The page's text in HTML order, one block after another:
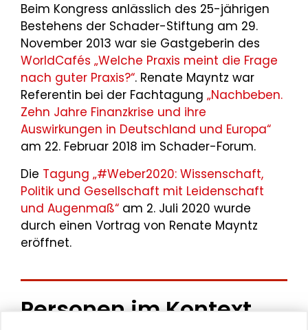
Beim Kongress anlässlich des 25-jährigen
Bestehens der Schader-Stiftung am 29.
November 2013 war sie Gastgeberin des
WorldCafés „Welche Praxis meint die Frage
nach guter Praxis?“. Renate Mayntz war
Referentin bei der Fachtagung „Nachbeben.
Zehn Jahre Finanzkrise und ihre
Auswirkungen in Deutschland und Europa“
am 22. Februar 2018 im Schader-Forum.
Die Tagung „#Weber2020: Wissenschaft,
Politik und Gesellschaft mit Leidenschaft
und Augenmaß“ am 2. Juli 2020 wurde
durch einen Vortrag von Renate Mayntz
eröffnet.
Personen im Kontext